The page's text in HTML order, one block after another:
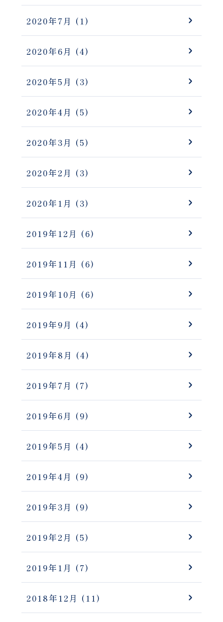
2020年7月 (1)
2020年6月 (4)
2020年5月 (3)
2020年4月 (5)
2020年3月 (5)
2020年2月 (3)
2020年1月 (3)
2019年12月 (6)
2019年11月 (6)
2019年10月 (6)
2019年9月 (4)
2019年8月 (4)
2019年7月 (7)
2019年6月 (9)
2019年5月 (4)
2019年4月 (9)
2019年3月 (9)
2019年2月 (5)
2019年1月 (7)
2018年12月 (11)